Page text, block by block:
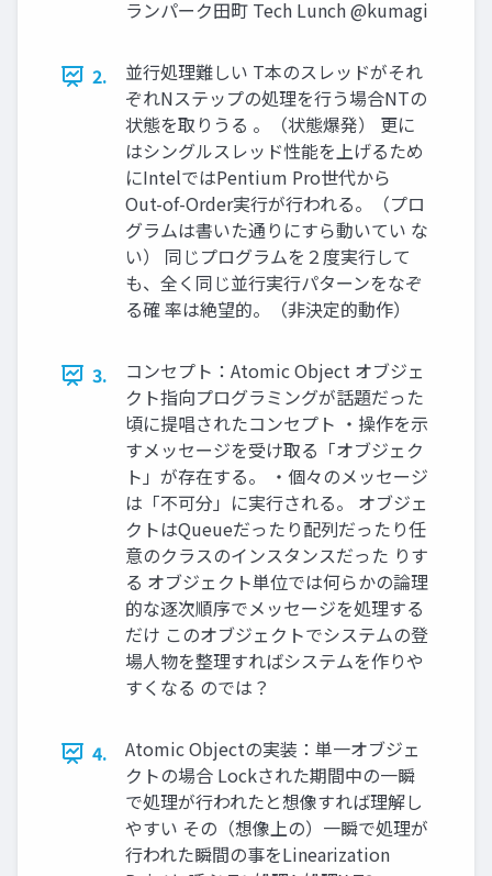
ランパーク田町 Tech Lunch @kumagi
2.
並行処理難しい T本のスレッドがそれ
ぞれNステップの処理を行う場合NTの
状態を取りうる 。（状態爆発） 更に
はシングルスレッド性能を上げるため
にIntelではPentium Pro世代から
Out-of-Order実行が行われる。（プロ
グラムは書いた通りにすら動いてい な
い） 同じプログラムを２度実行して
も、全く同じ並行実行パターンをなぞ
る確 率は絶望的。（非決定的動作）
3.
コンセプト：Atomic Object オブジェ
クト指向プログラミングが話題だった
頃に提唱されたコンセプト ・操作を示
すメッセージを受け取る「オブジェク
ト」が存在する。 ・個々のメッセージ
は「不可分」に実行される。 オブジェ
クトはQueueだったり配列だったり任
意のクラスのインスタンスだった りす
る オブジェクト単位では何らかの論理
的な逐次順序でメッセージを処理する
だけ このオブジェクトでシステムの登
場人物を整理すればシステムを作りや
すくなる のでは？
4.
Atomic Objectの実装：単一オブジェ
クトの場合 Lockされた期間中の一瞬
で処理が行われたと想像すれば理解し
やすい その（想像上の）一瞬で処理が
行われた瞬間の事をLinearization